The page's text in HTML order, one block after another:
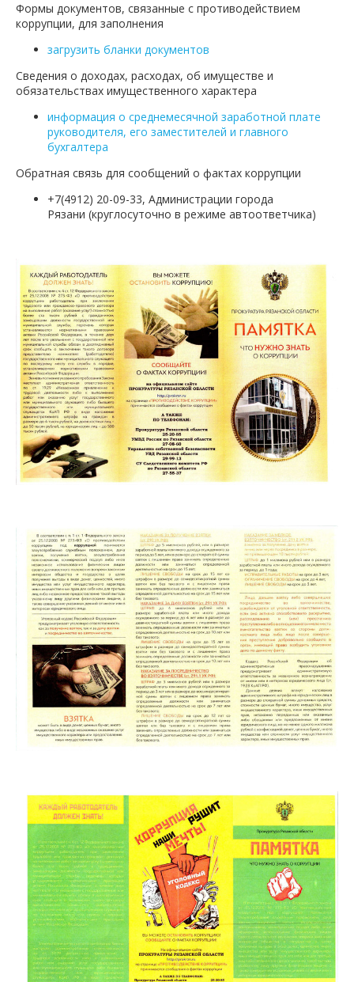
Формы документов, связанные с противодействием
коррупции, для заполнения
загрузить бланки документов
Сведения о доходах, расходах, об имуществе и
обязательствах имущественного характера
информация о среднемесячной заработной плате
руководителя, его заместителей и главного
бухгалтера
Обратная связь для сообщений о фактах коррупции
+7(4912) 20-09-33, Администрации города
Рязани (круглосуточно в режиме автоответчика)